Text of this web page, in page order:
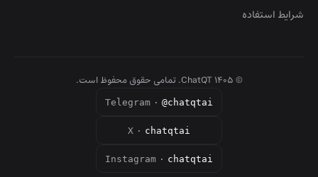
شرایط استفاده
© ۱۴۰۵ ChatQT. تمامی حقوق محفوظ است.
Telegram · @chatqtai
X · chatqtai
Instagram · chatqtai